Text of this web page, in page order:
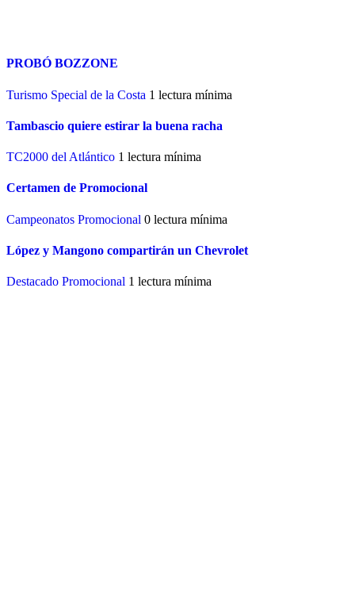
PROBÓ BOZZONE
Turismo Special de la Costa 1 lectura mínima
Tambascio quiere estirar la buena racha
TC2000 del Atlántico 1 lectura mínima
Certamen de Promocional
Campeonatos Promocional 0 lectura mínima
López y Mangono compartirán un Chevrolet
Destacado Promocional 1 lectura mínima